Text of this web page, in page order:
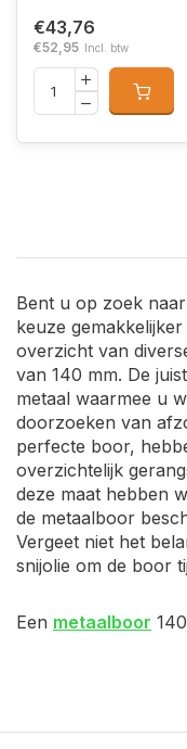
€43,76
€52,95 Incl. btw
Bent u op zoek
keuze
overzicht van
van 140 mm. De
metaal waarmee u
doorzoeken van
perfecte boor,
overzichtelijk
deze maat hebben
de metaalboor
Vergeet niet het
snijolie om de boor
Een metaalboor